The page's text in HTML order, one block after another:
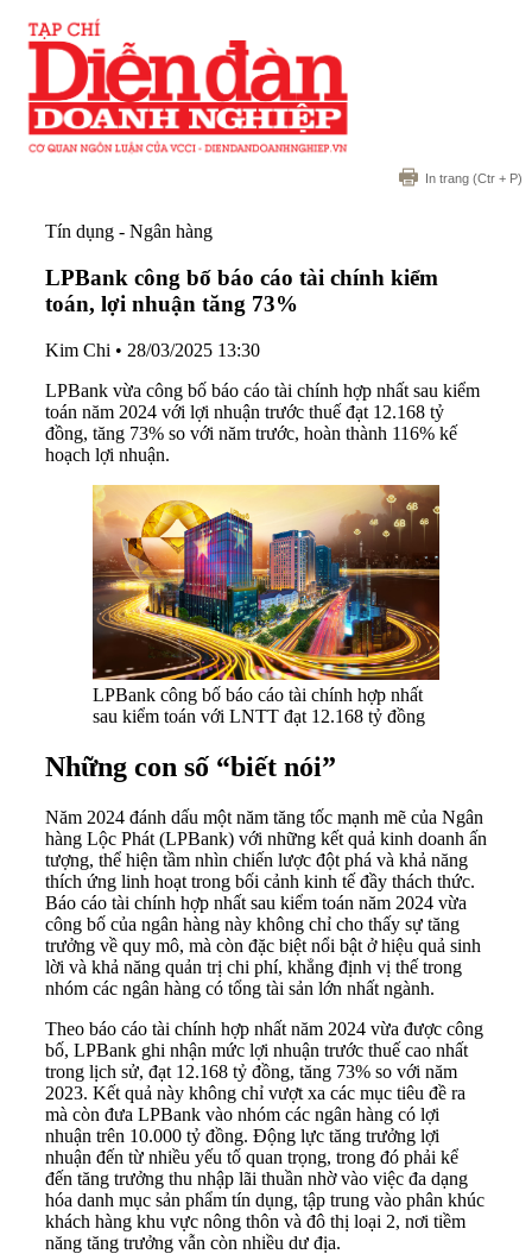
In trang (Ctr + P)
Tín dụng - Ngân hàng
LPBank công bố báo cáo tài chính kiểm
toán, lợi nhuận tăng 73%
Kim Chi • 28/03/2025 13:30
LPBank vừa công bố báo cáo tài chính hợp nhất sau kiểm
toán năm 2024 với lợi nhuận trước thuế đạt 12.168 tỷ
đồng, tăng 73% so với năm trước, hoàn thành 116% kế
hoạch lợi nhuận.
LPBank công bố báo cáo tài chính hợp nhất
sau kiểm toán với LNTT đạt 12.168 tỷ đồng
Những con số “biết nói”
Năm 2024 đánh dấu một năm tăng tốc mạnh mẽ của Ngân
hàng Lộc Phát (LPBank) với những kết quả kinh doanh ấn
tượng, thể hiện tầm nhìn chiến lược đột phá và khả năng
thích ứng linh hoạt trong bối cảnh kinh tế đầy thách thức.
Báo cáo tài chính hợp nhất sau kiểm toán năm 2024 vừa
công bố của ngân hàng này không chỉ cho thấy sự tăng
trưởng về quy mô, mà còn đặc biệt nổi bật ở hiệu quả sinh
lời và khả năng quản trị chi phí, khẳng định vị thế trong
nhóm các ngân hàng có tổng tài sản lớn nhất ngành.
Theo báo cáo tài chính hợp nhất năm 2024 vừa được công
bố, LPBank ghi nhận mức lợi nhuận trước thuế cao nhất
trong lịch sử, đạt 12.168 tỷ đồng, tăng 73% so với năm
2023. Kết quả này không chỉ vượt xa các mục tiêu đề ra
mà còn đưa LPBank vào nhóm các ngân hàng có lợi
nhuận trên 10.000 tỷ đồng. Động lực tăng trưởng lợi
nhuận đến từ nhiều yếu tố quan trọng, trong đó phải kể
đến tăng trưởng thu nhập lãi thuần nhờ vào việc đa dạng
hóa danh mục sản phẩm tín dụng, tập trung vào phân khúc
khách hàng khu vực nông thôn và đô thị loại 2, nơi tiềm
năng tăng trưởng vẫn còn nhiều dư địa.